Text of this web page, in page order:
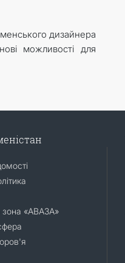
дизайнера
можливості для
зона «АВАЗА»